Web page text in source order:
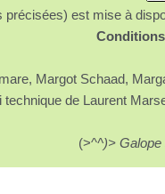
est mise à
Margot Schaad,
technique de Laurent
(>^^)>